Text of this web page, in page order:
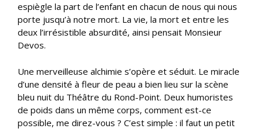
espiègle la part de l’enfant en chacun de nous qui nous
porte jusqu’à notre mort. La vie, la mort et entre les
deux l’irrésistible absurdité, ainsi pensait Monsieur
Devos.
Une merveilleuse alchimie s’opère et séduit. Le miracle
d’une densité à fleur de peau a bien lieu sur la scène
bleu nuit du Théâtre du Rond-Point. Deux humoristes
de poids dans un même corps, comment est-ce
possible, me direz-vous ? C’est simple : il faut un petit